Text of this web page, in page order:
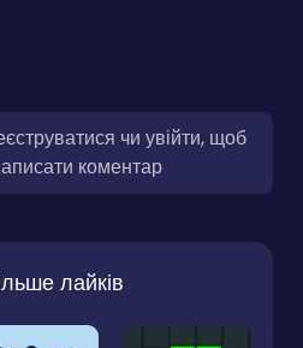
чи увійти, щоб
коментар
лайків